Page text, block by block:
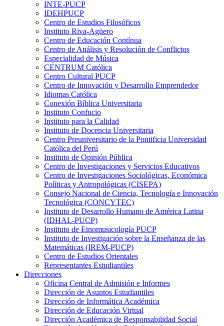
INTE-PUCP
IDEHPUCP
Centro de Estudios Filosóficos
Instituto Riva-Agüero
Centro de Educación Contínua
Centro de Análisis y Resolución de Conflictos
Especialidad de Música
CENTRUM Católica
Centro Cultural PUCP
Centro de Innovación y Desarrollo Emprendedor
Idiomas Católica
Conexión Bíblica Universitaria
Instituto Confucio
Instituto para la Calidad
Instituto de Docencia Universitaria
Centro Preuniversitario de la Pontificia Universidad
Católica del Perú
Instituto de Opinión Pública
Centro de Investigaciones y Servicios Educativos
Centro de Investigaciones Sociológicas, Económica
Políticas y Antropológicas (CISEPA)
Consejo Nacional de Ciencia, Tecnología e Innovación
Tecnológica (CONCYTEC)
Instituto de Desarrollo Humano de América Latina
(IDHAL-PUCP)
Instituto de Etnomusicología PUCP
Instituto de Investigación sobre la Enseñanza de las
Matemáticas (IREM-PUCP)
Centro de Estudios Orientales
Representantes Estudiantiles
Direcciones
Oficina Central de Admisión e Informes
Dirección de Asuntos Estudiantiles
Dirección de Informática Académica
Dirección de Educación Virtual
Dirección Académica de Responsabilidad Social